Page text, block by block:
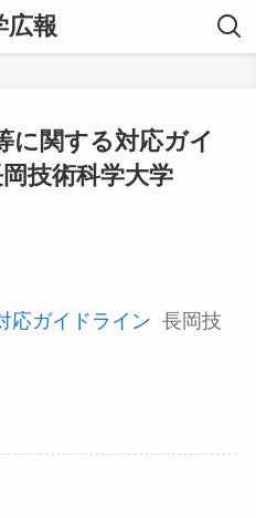
広報
に関する対応ガイ
技術科学大学
応ガイドライン 長岡技